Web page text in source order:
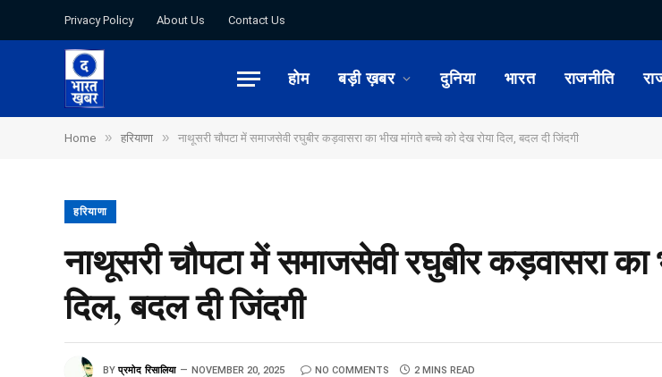
Privacy Policy About Us Contact Us
होम बड़ी ख़बर दुनिया भारत राजनीति
Home » हरियाणा » नाथूसरी चौपटा में समाजसेवी रघुबीर कड़वासरा का भीख मांगते बच्चे को देख रोया दिल, बदल दी जिंदगी
हरियाणा
नाथूसरी चौपटा में समाजसेवी रघुबीर कड़वासरा
दिल, बदल दी जिंदगी
BY प्रमोद रिसालिया NOVEMBER 20, 2025 NO COMMENTS 2 MINS READ